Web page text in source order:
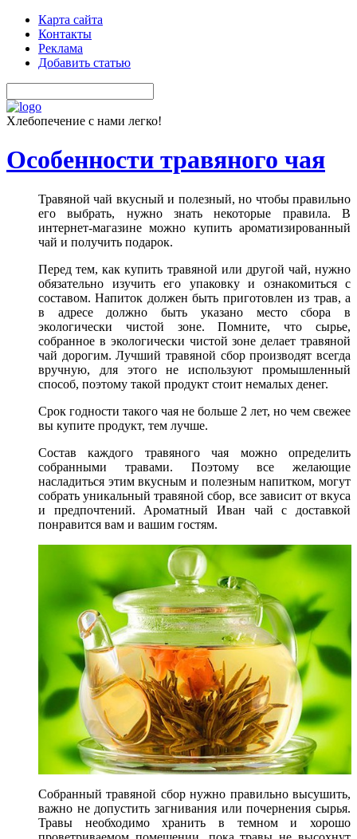
Карта сайта
Контакты
Реклама
Добавить статью
Хлебопечение с нами легко!
Особенности травяного чая
Травяной чай вкусный и полезный, но чтобы правильно
его выбрать, нужно знать некоторые правила. В
интернет-магазине можно купить ароматизированный
чай и получить подарок.
Перед тем, как купить травяной или другой чай, нужно
обязательно изучить его упаковку и ознакомиться с
составом. Напиток должен быть приготовлен из трав, а
в адресе должно быть указано место сбора в
экологически чистой зоне. Помните, что сырье,
собранное в экологически чистой зоне делает травяной
чай дорогим. Лучший травяной сбор производят всегда
вручную, для этого не используют промышленный
способ, поэтому такой продукт стоит немалых денег.
Срок годности такого чая не больше 2 лет, но чем свежее
вы купите продукт, тем лучше.
Состав каждого травяного чая можно определить
собранными травами. Поэтому все желающие
насладиться этим вкусным и полезным напитком, могут
собрать уникальный травяной сбор, все зависит от вкуса
и предпочтений. Ароматный Иван чай с доставкой
понравится вам и вашим гостям.
Собранный травяной сбор нужно правильно высушить,
важно не допустить загнивания или почернения сырья.
Травы необходимо хранить в темном и хорошо